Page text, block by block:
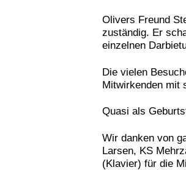
Olivers Freund
zuständig. Er
einzelnen
Die vielen
Mitwirkenden mit
Quasi als
Wir danken von
Larsen, KS
(Klavier) für die